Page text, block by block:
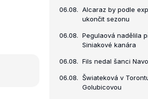
06.08. Alcaraz by podle
ukončit sezonu
06.08. Pegulaová nadělila
Siniakové kanára
06.08. Fils nedal šanci
06.08. Šwiateková v
Golubicovou